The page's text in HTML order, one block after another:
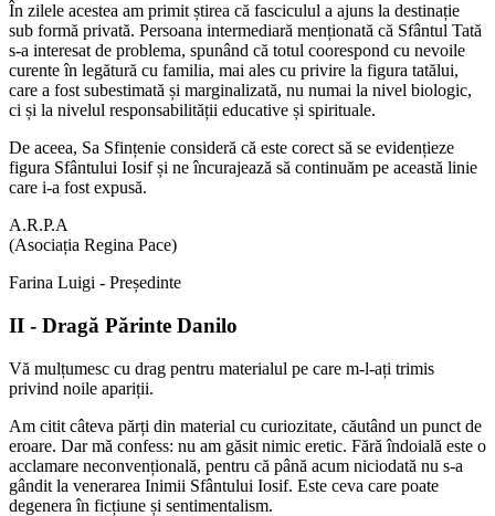
În zilele acestea am primit știrea că fasciculul a ajuns la destinație
sub formă privată. Persoana intermediară menționată că Sfântul Tată
s-a interesat de problema, spunând că totul coorespond cu nevoile
curente în legătură cu familia, mai ales cu privire la figura tatălui,
care a fost subestimată și marginalizată, nu numai la nivel biologic,
ci și la nivelul responsabilității educative și spirituale.
De aceea, Sa Sfințenie consideră că este corect să se evidențieze
figura Sfântului Iosif și ne încurajează să continuăm pe această linie
care i-a fost expusă.
A.R.P.A
(Asociația Regina Pace)
Farina Luigi - Președinte
II - Dragă Părinte Danilo
Vă mulțumesc cu drag pentru materialul pe care m-l-ați trimis
privind noile apariții.
Am citit câteva părți din material cu curiozitate, căutând un punct de
eroare. Dar mă confess: nu am găsit nimic eretic. Fără îndoială este o
acclamare neconvențională, pentru că până acum niciodată nu s-a
gândit la venerarea Inimii Sfântului Iosif. Este ceva care poate
degenera în ficțiune și sentimentalism.